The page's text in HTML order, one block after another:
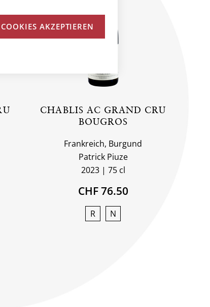
CHABLIS AC GRAND CRU
BOUGROS
Frankreich, Burgund
Patrick Piuze
2023
75 cl
CHF 76.50
R N
AKZEPTIEREN